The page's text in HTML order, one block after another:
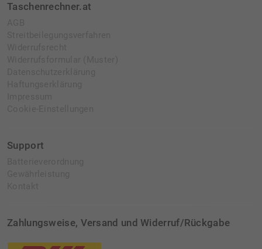
Taschenrechner.at
Support
Zahlungsweise, Versand und Widerruf/Rückgabe